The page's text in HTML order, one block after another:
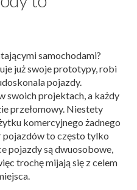
samochodami?
już swoje prototypy, robi
pojazdy.
swoich projektach, a każdy
przełomowy. Niestety
komercyjnego żadnego
pojazdów to często tylko
pojazdy są dwuosobowe,
trochę mijają się z celem